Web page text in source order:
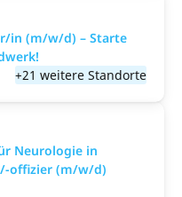
in (m/w/d) – Starte
+21 weitere Standorte
Neurologie in
offizier (m/w/d)